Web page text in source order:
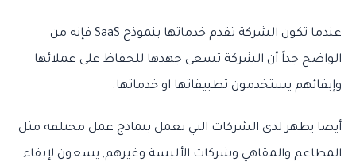
عندما تكون الشركة تقدم خدماتها بنموذج SaaS فإنه من
الواضح جداً أن الشركة تسعى جهدها للحفاظ على عملائها
وإبقائهم يستخدمون تطبيقاتها او خدماتها.
أيضا يظهر لدى الشركات التي تعمل بنماذج عمل مختلفة مثل
المطاعم والمقاهي وشركات الألبسة وغيرهم, يسعون لإبقاء